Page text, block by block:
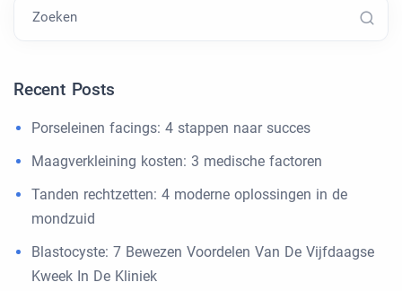
Zoeken
Recent Posts
Porseleinen facings: 4 stappen naar succes
Maagverkleining kosten: 3 medische factoren
Tanden rechtzetten: 4 moderne oplossingen in de
mondzuid
Blastocyste: 7 Bewezen Voordelen Van De Vijfdaagse
Kweek In De Kliniek